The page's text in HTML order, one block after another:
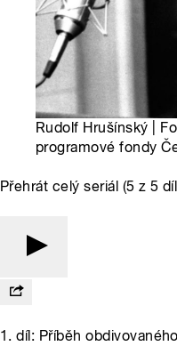
Rudolf Hrušínský |
programové fondy
Přehrát celý seriál (5 z 5
1. díl: Příběh